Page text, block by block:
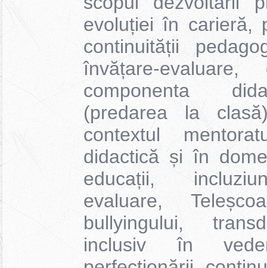
evoluției în carieră,
continuității
învățare-
componenta
(predarea la
contextul
didactică și în
educații,
evaluare,
bullyingului,
inclusiv în